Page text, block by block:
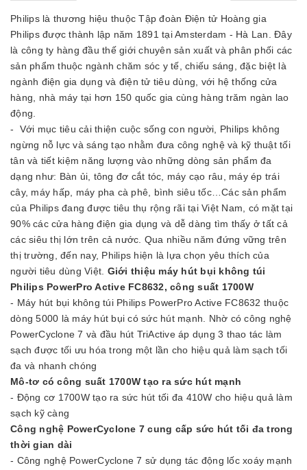
Philips là thương hiệu thuộc Tập đoàn Điện tử Hoàng gia
Philips được thành lập năm 1891 tại Amsterdam - Hà Lan. Đây
là công ty hàng đầu thế giới chuyên sản xuất và phân phối các
sản phẩm thuộc ngành chăm sóc y tế, chiếu sáng, đặc biệt là
ngành điện gia dụng và điện tử tiêu dùng, với hệ thống cửa
hàng, nhà máy tại hơn 150 quốc gia cùng hàng trăm ngàn lao
động.
- Với mục tiêu cải thiện cuộc sống con người, Philips không
ngừng nỗ lực và sáng tạo nhằm đưa công nghệ và kỹ thuật tối
tân và tiết kiệm năng lượng vào những dòng sản phẩm đa
dạng như: Bàn ủi, tông đơ cắt tóc, máy cạo râu, máy ép trái
cây, máy hấp, máy pha cà phê, bình siêu tốc…Các sản phẩm
của Philips đang được tiêu thụ rộng rãi tại Việt Nam, có mặt tại
90% các cửa hàng điện gia dụng và dễ dàng tìm thấy ở tất cả
các siêu thị lớn trên cả nước. Qua nhiều năm đứng vững trên
thị trường, đến nay, Philips hiện là lựa chọn yêu thích của
người tiêu dùng Việt. Giới thiệu máy hút bụi không túi
Philips PowerPro Active FC8632, công suất 1700W
- Máy hút bụi không túi Philips PowerPro Active FC8632 thuộc
dòng 5000 là máy hút bụi có sức hút mạnh. Nhờ có công nghệ
PowerCyclone 7 và đầu hút TriActive áp dụng 3 thao tác làm
sạch được tối ưu hóa trong một lần cho hiệu quả làm sạch tối
đa và nhanh chóng
Mô-tơ có công suất 1700W tạo ra sức hút mạnh
- Động cơ 1700W tạo ra sức hút tối đa 410W cho hiệu quả làm
sạch kỹ càng
Công nghệ PowerCyclone 7 cung cấp sức hút tối đa trong
thời gian dài
- Công nghệ PowerCyclone 7 sử dụng tác động lốc xoáy mạnh